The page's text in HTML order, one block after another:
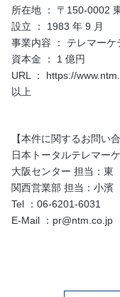
所在地 ： 〒150-0002
設立 ： 1983 年 9 月
事業内容 ： テレマーケ
資本金 ： 1 億円
URL ： https://
以上
【本件に関するお問い
日本トータルテレマー
大阪センター 担当：東
関西営業部 担当：小濱
Tel ：06-6201-6031
E-Mail ：pr@ntm.co.jp